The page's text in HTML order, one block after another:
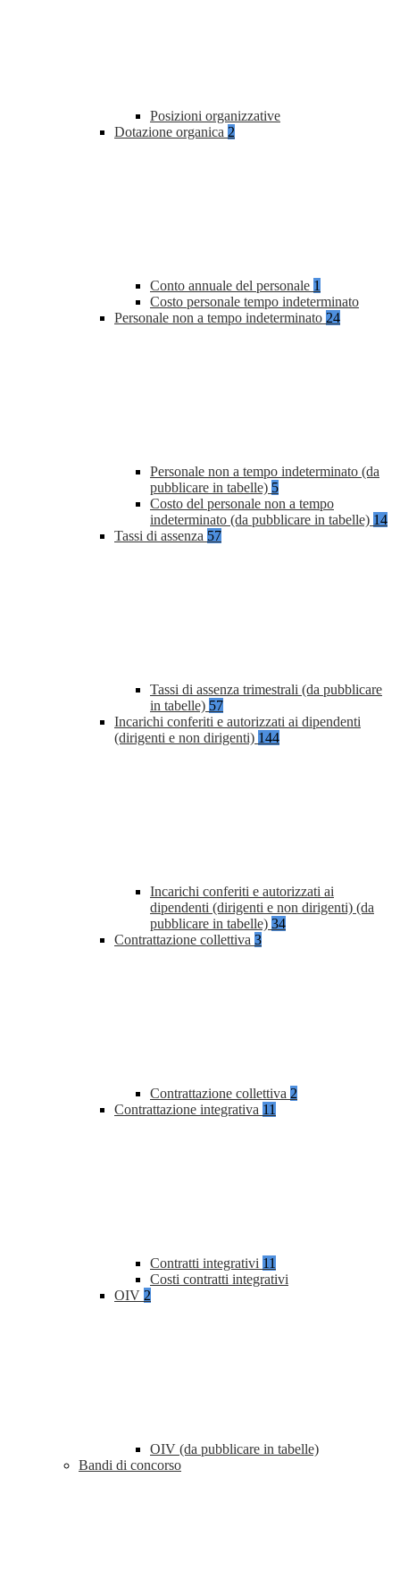
Posizioni organizzative
Dotazione organica 2
Conto annuale del personale 1
Costo personale tempo indeterminato
Personale non a tempo indeterminato 24
Personale non a tempo indeterminato (da
pubblicare in tabelle) 5
Costo del personale non a tempo
indeterminato (da pubblicare in tabelle) 14
Tassi di assenza 57
Tassi di assenza trimestrali (da pubblicare
in tabelle) 57
Incarichi conferiti e autorizzati ai dipendenti
(dirigenti e non dirigenti) 144
Incarichi conferiti e autorizzati ai
dipendenti (dirigenti e non dirigenti) (da
pubblicare in tabelle) 34
Contrattazione collettiva 3
Contrattazione collettiva 2
Contrattazione integrativa 11
Contratti integrativi 11
Costi contratti integrativi
OIV 2
OIV (da pubblicare in tabelle)
Bandi di concorso